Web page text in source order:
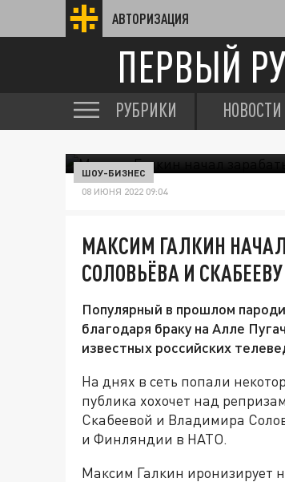
АВТОРИЗАЦИЯ
ПЕРВЫЙ
РУБРИКИ НОВОСТИ
ШОУ-БИЗНЕС
08 ИЮНЯ 2022 09:04
МАКСИМ ГАЛКИН
СОЛОВЬЁВА И СКАБЕЕВУ
Популярный в прошлом
благодаря браку на Алле
известных российских
На днях в сеть попали
публика хохочет над
Скабеевой и Владимира
и Финляндии в НАТО.
Максим Галкин иронизирует